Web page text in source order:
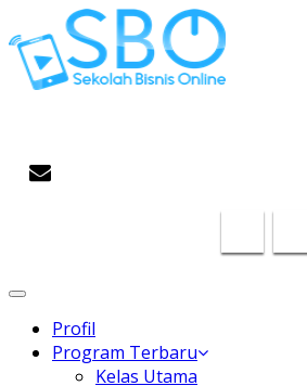
Toggle
Profil
Program Terbaru
Kelas Utama